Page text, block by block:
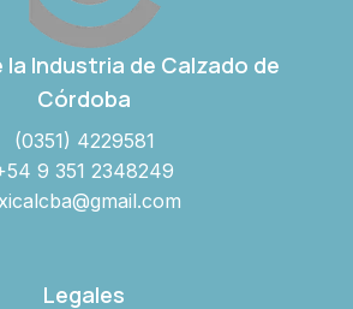
la Industria de Calzado de
Córdoba
(0351) 4229581
9 351 2348249
Legales